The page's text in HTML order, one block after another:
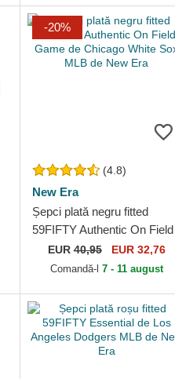
-20%
(4.8)
New Era
Șepci plată negru fitted
59FIFTY Authentic On Field
Game de Chicago White Sox
MLB de New Era
EUR40,95 EUR 32,76
Comandă-l 7 - 11 august